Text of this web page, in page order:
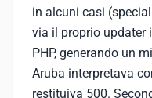
in alcuni casi
via il proprio updater
PHP, generando un
Aruba interpretava
restituiva 500.